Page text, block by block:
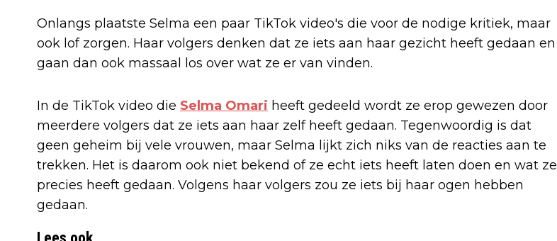
Onlangs plaatste Selma een paar TikTok video's die voor de nodige kritiek, maar
ook lof zorgen. Haar volgers denken dat ze iets aan haar gezicht heeft gedaan en
gaan dan ook massaal los over wat ze er van vinden.
In de TikTok video die Selma Omari heeft gedeeld wordt ze erop gewezen door
meerdere volgers dat ze iets aan haar zelf heeft gedaan. Tegenwoordig is dat
geen geheim bij vele vrouwen, maar Selma lijkt zich niks van de reacties aan te
trekken. Het is daarom ook niet bekend of ze echt iets heeft laten doen en wat ze
precies heeft gedaan. Volgens haar volgers zou ze iets bij haar ogen hebben
gedaan.